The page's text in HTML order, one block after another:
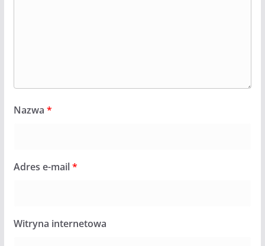
Nazwa *
Adres e-mail*
Witryna internetowa